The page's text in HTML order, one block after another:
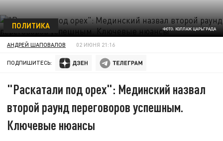
ФОТО: КОЛЛАЖ ЦАРЬГРАДА
ПОЛИТИКА
АНДРЕЙ ШАПОВАЛОВ 02 ИЮНЯ 21:16
ПОДПИШИТЕСЬ:
"Раскатали под орех": Мединский назвал
второй раунд переговоров успешным.
Ключевые нюансы